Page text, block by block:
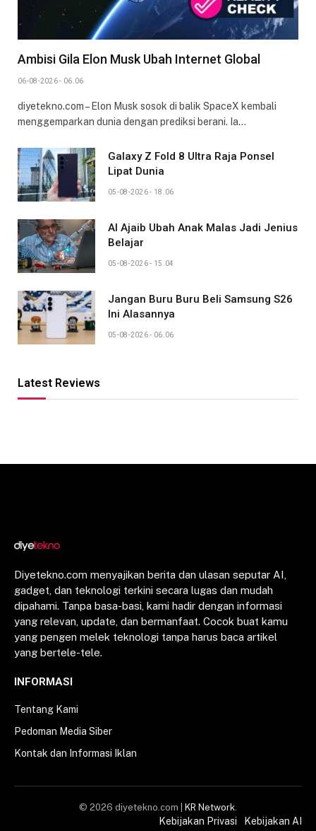
Ambisi Gila Elon Musk Ubah Internet Global
06-08-2026 - 06.06
diyetekno.com – Elon Musk sosok di balik SpaceX kembali
menggemparkan dunia dengan prediksi berani. Ia…
Galaxy Z Fold 8 Ultra Raja Ponsel
Lipat Dunia
05-08-2026 - 18.06
AI Ajaib Ubah Anak Malas Jadi Jenius
Belajar
05-08-2026 - 15.04
Jangan Buru Buru Beli Samsung S26
Ini Alasannya
05-08-2026 - 06.06
Latest Reviews
Diyetekno.com menyajikan berita dan ulasan seputar AI,
gadget, dan teknologi terkini secara lugas dan mudah
dipahami. Tanpa basa-basi, kami hadir dengan informasi
yang relevan, update, dan bermanfaat. Cocok buat kamu
yang pengen melek teknologi tanpa harus baca artikel
yang bertele-tele.
INFORMASI
Tentang Kami
Pedoman Media Siber
Kontak dan Informasi Iklan
© 2026 diyetekno.com | KR Network
Kebijakan Privasi Kebijakan AI